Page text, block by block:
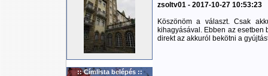
:: Címlista belépés ::
zsoltv01 - 2017-10-27 10:53:23
Köszönöm a választ. Csak
kihagyásával. Ebben az esetben
direkt az akkuról bekötni a